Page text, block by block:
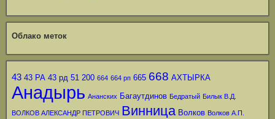
Облако меток
43 43 РА 43 рд 51 200 664 664 рп 665 668 АХТЫРКА
Анадырь Ананских Багаутдинов Бедратый Билык В.Д.
ВОЛКОВ АЛЕКСАНДР ПЕТРОВИЧ Винница Волков Волков А.П.